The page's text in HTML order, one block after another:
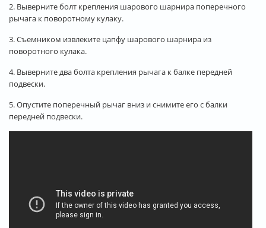
2. Выверните болт крепления шарового шарнира поперечного
рычага к поворотному кулаку.
3. Съемником извлеките цапфу шарового шарнира из
поворотного кулака.
4. Выверните два болта крепления рычага к балке передней
подвески.
5. Опустите поперечный рычаг вниз и снимите его с балки
передней подвески.